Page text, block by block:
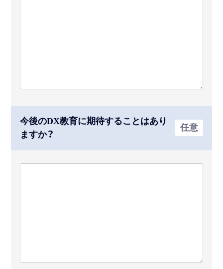
今後のDX教育に期待することはあり
ますか？
任意